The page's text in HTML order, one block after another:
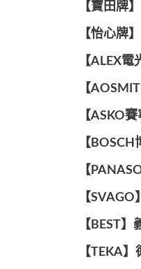
【寶田牌】
️【怡心牌】️
【ALEX
【
【ASKO
【BOSCH
【
️【SVAGO】️
【BEST
【TEKA